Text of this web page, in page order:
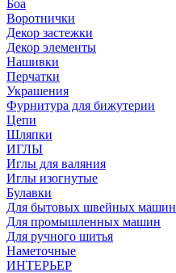
Боа
Воротнички
Декор застежки
Декор элементы
Нашивки
Перчатки
Украшения
Фурнитура для бижутерии
Цепи
Шляпки
ИГЛЫ
Иглы для валяния
Иглы изогнутые
Булавки
Для бытовых швейных машин
Для промышленных машин
Для ручного шитья
Наметочные
ИНТЕРЬЕР